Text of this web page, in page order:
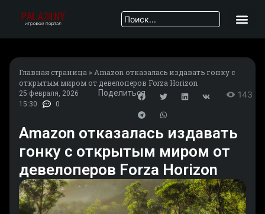
Главная страница » Amazon отказалась издавать гонку с
открытым миром от девелоперов Forza Horizon
25 февраля, 2026
15:30
0
Поделиться 143
Amazon отказалась издавать
гонку с открытым миром от
девелоперов Forza Horizon